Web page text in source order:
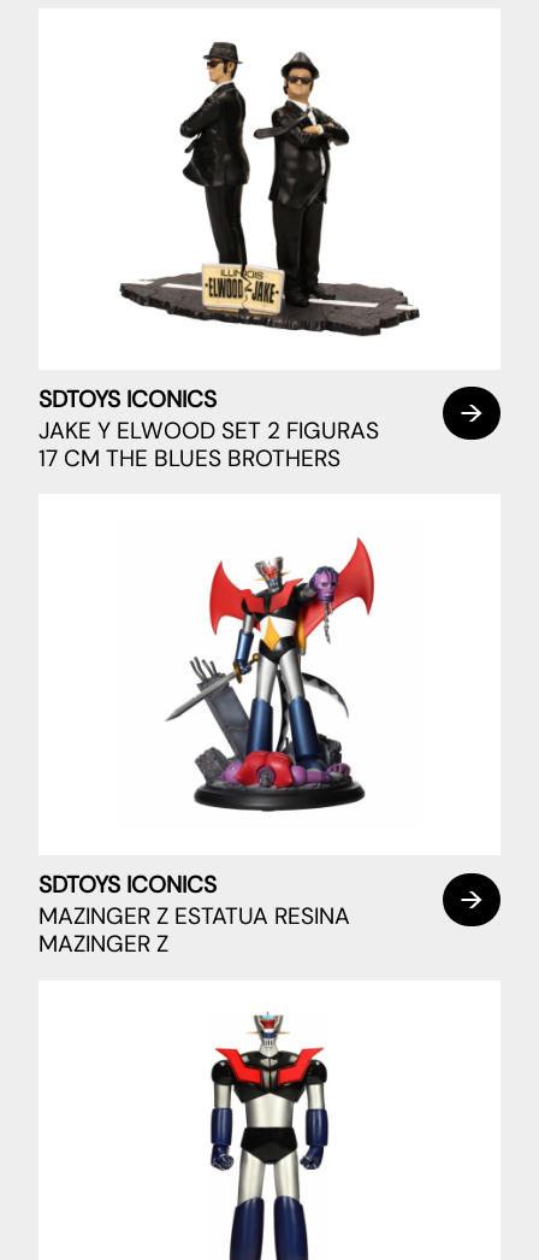
SDTOYS ICONICS
JAKE Y ELWOOD SET 2 FIGURAS
17 CM THE BLUES BROTHERS
SDTOYS ICONICS
MAZINGER Z ESTATUA RESINA
MAZINGER Z